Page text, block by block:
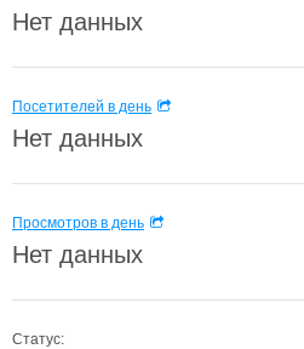
Нет данных
Посетителей в день
Нет данных
Просмотров в день
Нет данных
Статус: